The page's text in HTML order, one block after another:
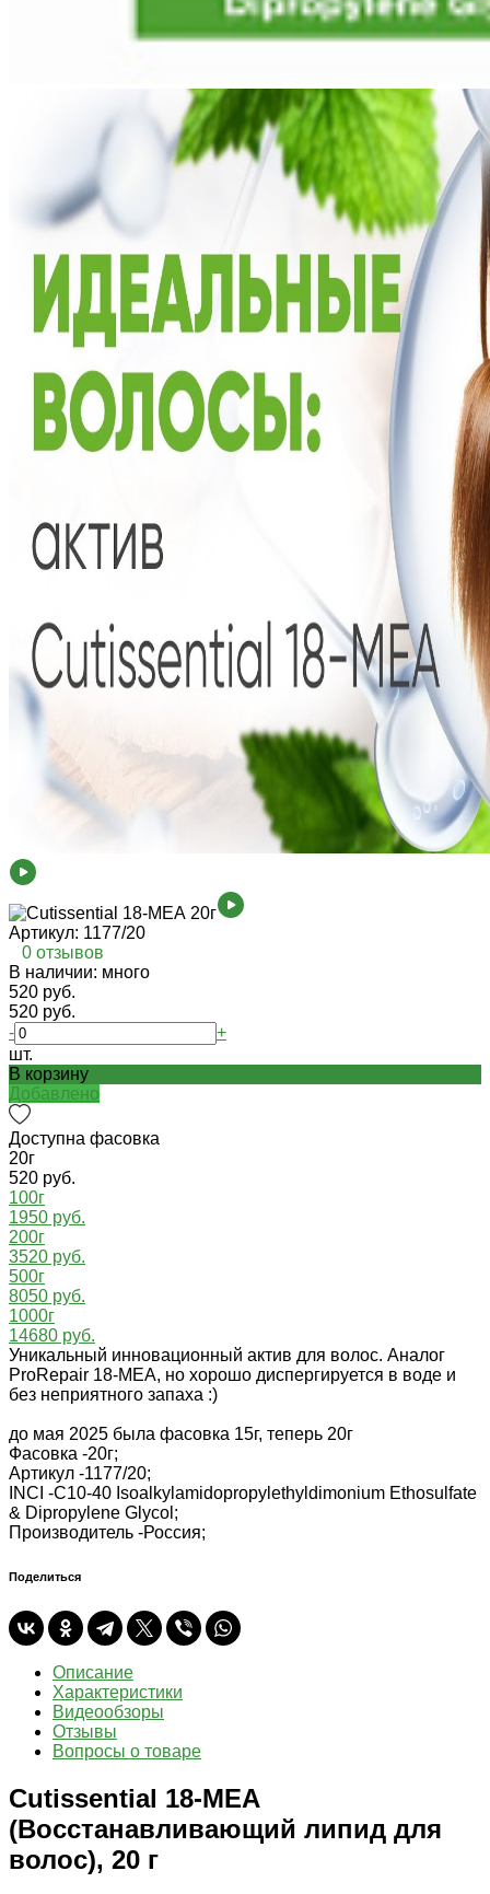
Артикул: 1177/20
0 отзывов
В наличии: много
520 руб.
520 руб.
-
+
шт.
В корзину
Добавлено
Доступна фасовка
20г
520 руб.
100г
1950 руб.
200г
3520 руб.
500г
8050 руб.
1000г
14680 руб.
Уникальный инновационный актив для волос. Аналог
ProRepair 18-MEA, но хорошо диспергируется в воде и
без неприятного запаха :)
до мая 2025 была фасовка 15г, теперь 20г
Фасовка -20г;
Артикул -1177/20;
INCI -C10-40 Isoalkylamidopropylethyldimonium Ethosulfate
& Dipropylene Glycol;
Производитель -Россия;
Поделиться
Описание
Характеристики
Видеообзоры
Отзывы
Вопросы о товаре
Cutissential 18-MEA
(Восстанавливающий липид для
волос), 20 г